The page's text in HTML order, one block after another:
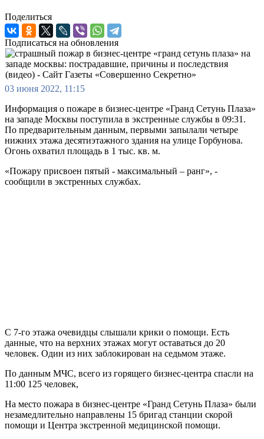
Поделиться
Подписаться на обновления
03 июня 2022, 11:15
Информация о пожаре в бизнес-центре «Гранд Сетунь Плаза»
на западе Москвы поступила в экстренные службы в 09:31.
По предварительным данным, первыми запылали четыре
нижних этажа десятиэтажного здания на улице Горбунова.
Огонь охватил площадь в 1 тыс. кв. м.
«Пожару присвоен пятый - максимальный – ранг», -
сообщили в экстренных службах.
С 7-го этажа очевидцы слышали крики о помощи. Есть
данные, что на верхних этажах могут оставаться до 20
человек. Один из них заблокирован на седьмом этаже.
По данным МЧС, всего из горящего бизнес-центра спасли на
11:00 125 человек,
На место пожара в бизнес-центре «Гранд Сетунь Плаза» были
незамедлительно направлены 15 бригад станции скорой
помощи и Центра экстренной медицинской помощи.